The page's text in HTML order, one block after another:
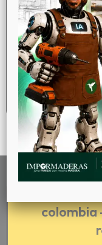
IMPORAPP
¡Pago
colombia